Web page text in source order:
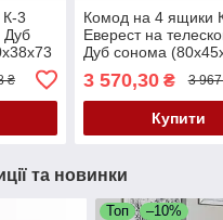
К-3
Дуб
₴
Комод на 4 ящики
Еверест на
Дуб сонома
3 570,30₴ 3
Купити
та новинки
Топ –10%